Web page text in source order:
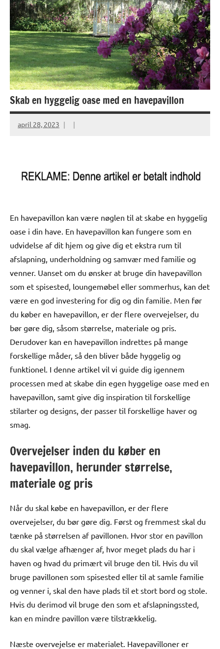
Skab en hyggelig oase med en havepavillon
april 28, 2023
En havepavillon kan være nøglen til at skabe en hyggelig
oase i din have. En havepavillon kan fungere som en
udvidelse af dit hjem og give dig et ekstra rum til
afslapning, underholdning og samvær med familie og
venner. Uanset om du ønsker at bruge din havepavillon
som et spisested, loungemøbel eller sommerhus, kan det
være en god investering for dig og din familie. Men før
du køber en havepavillon, er der flere overvejelser, du
bør gøre dig, såsom størrelse, materiale og pris.
Derudover kan en havepavillon indrettes på mange
forskellige måder, så den bliver både hyggelig og
funktionel. I denne artikel vil vi guide dig igennem
processen med at skabe din egen hyggelige oase med en
havepavillon, samt give dig inspiration til forskellige
stilarter og designs, der passer til forskellige haver og
smag.
Overvejelser inden du køber en
havepavillon, herunder størrelse,
materiale og pris
Når du skal købe en havepavillon, er der flere
overvejelser, du bør gøre dig. Først og fremmest skal du
tænke på størrelsen af pavillonen. Hvor stor en pavillon
du skal vælge afhænger af, hvor meget plads du har i
haven og hvad du primært vil bruge den til. Hvis du vil
bruge pavillonen som spisested eller til at samle familie
og venner i, skal den have plads til et stort bord og stole.
Hvis du derimod vil bruge den som et afslapningssted,
kan en mindre pavillon være tilstrækkelig.
Næste overvejelse er materialet. Havepavilloner er